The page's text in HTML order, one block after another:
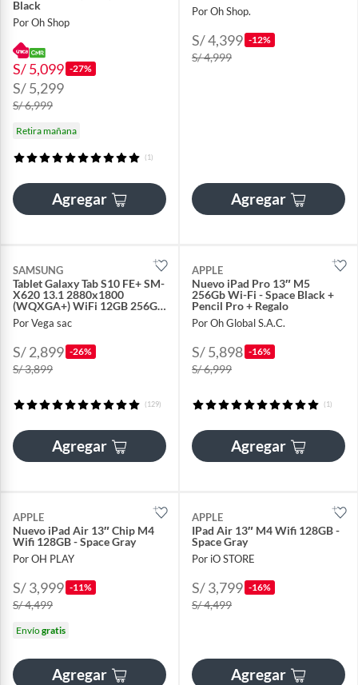
Black
Por Oh Shop
S/ 5,099 -27%
S/ 5,299
S/ 6,999
Retira mañana
(1)
Agregar
Por Oh Shop.
S/ 4,399 -12%
S/ 4,999
Agregar
SAMSUNG
Tablet Galaxy Tab S10 FE+ SM-
X620 13.1 2880x1800
(WQXGA+) WiFi 12GB 256GB
S-Pen Gris
Por Vega sac
S/ 2,899 -26%
S/ 3,899
(129)
Agregar
APPLE
Nuevo iPad Pro 13″ M5
256Gb Wi-Fi - Space Black +
Pencil Pro + Regalo
Por Oh Global S.A.C.
S/ 5,898 -16%
S/ 6,999
(1)
Agregar
APPLE
Nuevo iPad Air 13″ Chip M4
Wifi 128GB - Space Gray
Por OH PLAY
S/ 3,999 -11%
S/ 4,499
Envíogratis
Agregar
APPLE
IPad Air 13″ M4 Wifi 128GB -
Space Gray
Por iO STORE
S/ 3,799 -16%
S/ 4,499
Agregar